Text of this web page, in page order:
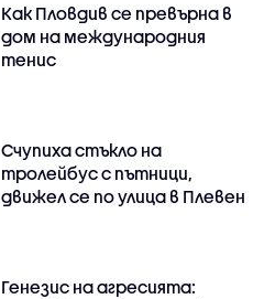
Как Пловдив се превърна в
дом на международния
тенис
Счупиха стъкло на
тролейбус с пътници,
движел се по улица в Плевен
Генезис на агресията: